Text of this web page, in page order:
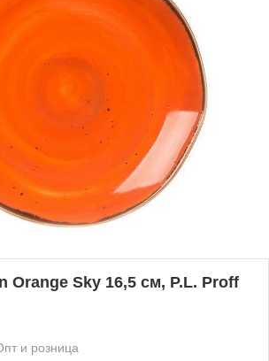
Orange Sky 16,5 см, P.L. Proff
и розница